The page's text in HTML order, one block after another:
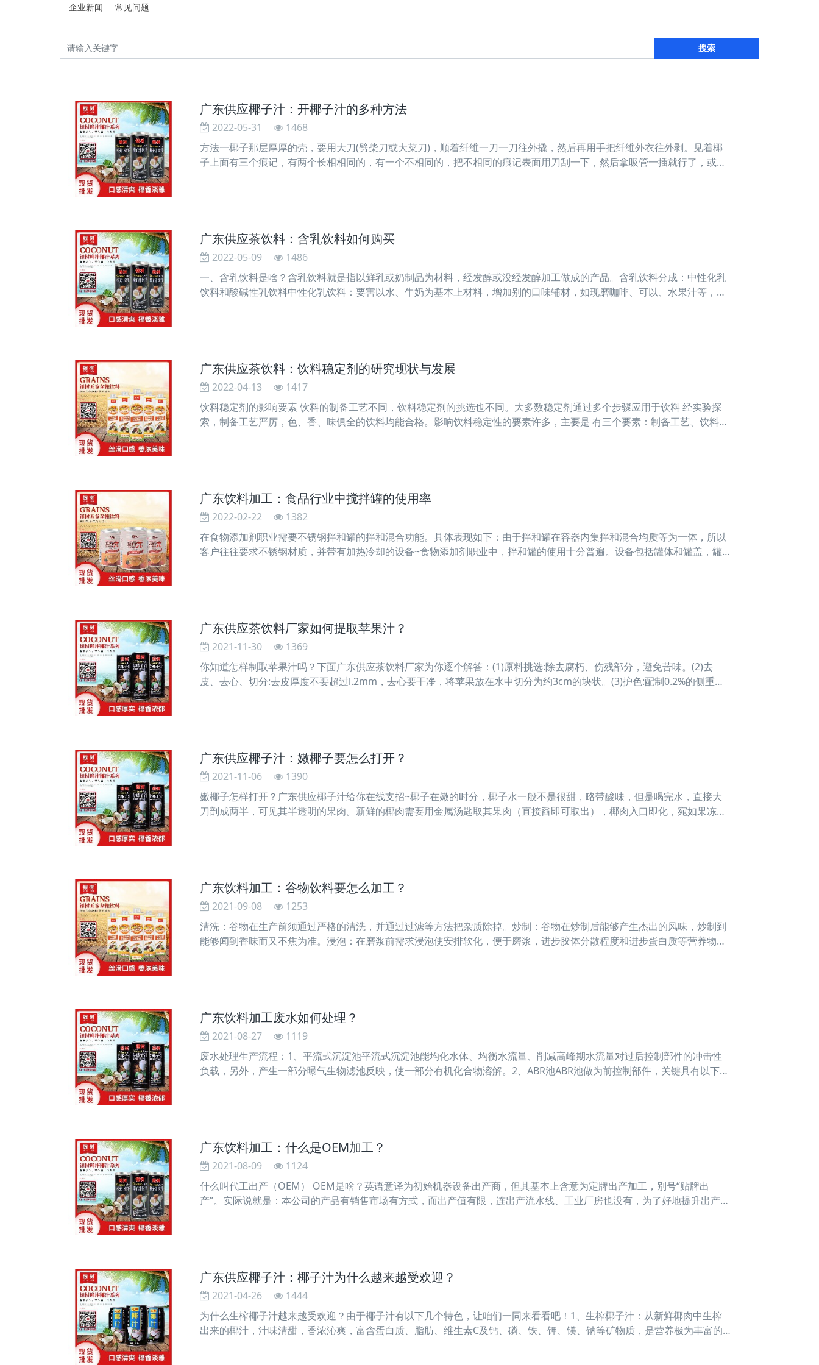
企业新闻 常见问题
搜索
广东供应椰子汁：开椰子汁的多种方法
2022-05-31
1468
方法一椰子那层厚厚的壳，要用大刀(劈柴刀或大菜刀)，顺着纤维一刀一刀往外撬，然后再用手把纤维外衣往外剥。见着椰
子上面有三个痕记，有两个长相相同的，有一个不相同的，把不相同的痕记表面用刀刮一下，然后拿吸管一插就行了，或者
广东供应茶饮料：含乳饮料如何购买
2022-05-09
1486
一、含乳饮料是啥？含乳饮料就是指以鲜乳或奶制品为材料，经发醇或没经发醇加工做成的产品。含乳饮料分成：中性化乳
饮料和酸碱性乳饮料中性化乳饮料：要害以水、牛奶为基本上材料，增加别的口味辅材，如现磨咖啡、可以、水果汁等，再
广东供应茶饮料：饮料稳定剂的研究现状与发展
2022-04-13
1417
饮料稳定剂的影响要素 饮料的制备工艺不同，饮料稳定剂的挑选也不同。大多数稳定剂通过多个步骤应用于饮料 经实验探
索，制备工艺严厉，色、香、味俱全的饮料均能合格。影响饮料稳定性的要素许多，主要是 有三个要素：制备工艺、饮料类
广东饮料加工：食品行业中搅拌罐的使用率
2022-02-22
1382
在食物添加剂职业需要不锈钢拌和罐的拌和混合功能。具体表现如下：由于拌和罐在容器内集拌和混合均质等为一体，所以
客户往往要求不锈钢材质，并带有加热冷却的设备~食物添加剂职业中，拌和罐的使用十分普遍。设备包括罐体和罐盖，罐
广东供应茶饮料厂家如何提取苹果汁？
2021-11-30
1369
你知道怎样制取苹果汁吗？下面广东供应茶饮料厂家为你逐个解答：(1)原料挑选:除去腐朽、伤残部分，避免苦味。(2)去
皮、去心、切分:去皮厚度不要超过l.2mm，去心要干净，将苹果放在水中切分为约3cm的块状。(3)护色:配制0.2%的侧重亚
广东供应椰子汁：嫩椰子要怎么打开？
2021-11-06
1390
嫩椰子怎样打开？广东供应椰子汁给你在线支招~椰子在嫩的时分，椰子水一般不是很甜，略带酸味，但是喝完水，直接大
刀剖成两半，可见其半透明的果肉。新鲜的椰肉需要用金属汤匙取其果肉（直接舀即可取出），椰肉入口即化，宛如果冻，
广东饮料加工：谷物饮料要怎么加工？
2021-09-08
1253
清洗：谷物在生产前须通过严格的清洗，并通过过滤等方法把杂质除掉。炒制：谷物在炒制后能够产生杰出的风味，炒制到
能够闻到香味而又不焦为准。浸泡：在磨浆前需求浸泡使安排软化，便于磨浆，进步胶体分散程度和进步蛋白质等营养物质
广东饮料加工废水如何处理？
2021-08-27
1119
废水处理生产流程：1、平流式沉淀池平流式沉淀池能均化水体、均衡水流量、削减高峰期水流量对过后控制部件的冲击性
负载，另外，产生一部分曝气生物滤池反映，使一部分有机化合物溶解。2、ABR池ABR池做为前控制部件，关键具有以下成
广东饮料加工：什么是OEM加工？
2021-08-09
1124
什么叫代工出产（OEM） OEM是啥？英语意译为初始机器设备出产商，但其基本上含意为定牌出产加工，别号“贴牌出
产”。实际说就是：本公司的产品有销售市场有方式，而出产值有限，连出产流水线、工业厂房也没有，为了好地提升出产值
广东供应椰子汁：椰子汁为什么越来越受欢迎？
2021-04-26
1444
为什么生榨椰子汁越来越受欢迎？由于椰子汁有以下几个特色，让咱们一同来看看吧！1、生榨椰子汁：从新鲜椰肉中生榨
出来的椰汁，汁味清甜，香浓沁爽，富含蛋白质、脂肪、维生素C及钙、磷、铁、钾、镁、钠等矿物质，是营养极为丰富的